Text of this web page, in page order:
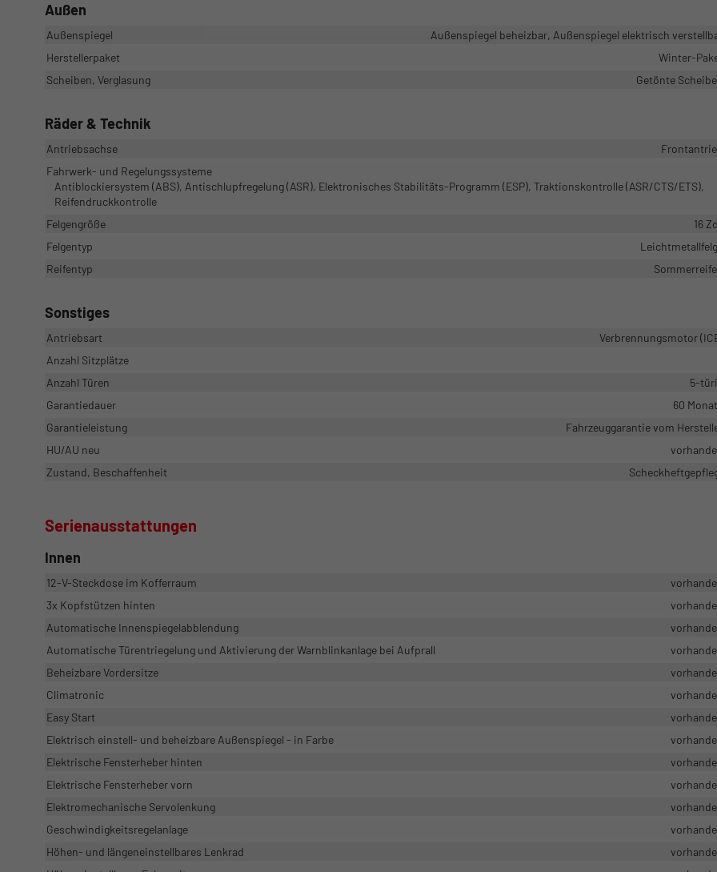
Außen
Außenspiegel
Außenspiegel beheizbar, Außenspiegel elektrisch
Herstellerpaket
Winter-
Scheiben, Verglasung
Getönte
Räder & Technik
Antriebsachse
Fahrwerk- und Regelungssysteme
Antiblockiersystem (ABS), Antischlupfregelung (ASR), Elektronisches Stabilitäts-Programm (ESP), Traktionskontrolle (ASR/CTS/ETS),
Reifendruckkontrolle
Felgengröße
16
Felgentyp
Reifentyp
Sonstiges
Antriebsart
Verbrennungsmotor
Anzahl Sitzplätze
Anzahl Türen
5-
Garantiedauer
60
Garantieleistung
Fahrzeuggarantie vom
HU/AU neu
Zustand, Beschaffenheit
Serienausstattungen
Innen
12-V-Steckdose im Kofferraum
3x Kopfstützen hinten
Automatische Innenspiegelabblendung
Automatische Türentriegelung und Aktivierung der Warnblinkanlage bei Aufprall
Beheizbare Vordersitze
Climatronic
Easy Start
Elektrisch einstell- und beheizbare Außenspiegel - in Farbe
Elektrische Fensterheber hinten
Elektrische Fensterheber vorn
Elektromechanische Servolenkung
Geschwindigkeitsregelanlage
Höhen- und längeneinstellbares Lenkrad